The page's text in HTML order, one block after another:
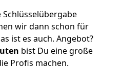
wir dann schon für
ist es auch. Angebot?
bist Du eine große
Profis machen.